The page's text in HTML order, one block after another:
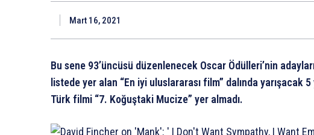
Mart 16, 2021
Bu sene 93’üncüsü düzenlenecek Oscar Ödülleri’nin
listede yer alan “En iyi uluslararası film” dalında yarışacak
Türk filmi “7. Koğuştaki Mucize” yer almadı.